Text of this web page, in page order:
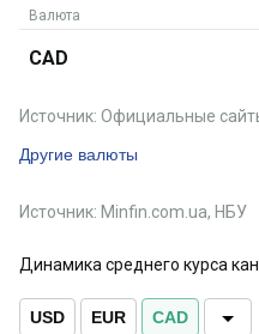
Валюта
CAD
Другие валюты
Источник: Официальные
Источник: Minfin.com.ua, НБУ
Динамика среднего курса
USD EUR CAD